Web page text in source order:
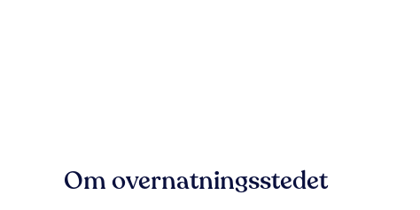
Om overnatningsstedet